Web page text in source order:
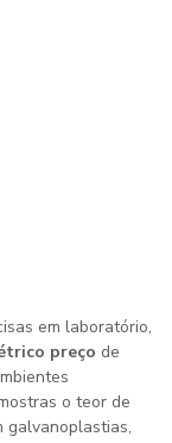
em laboratório,
preço de
o teor de
galvanoplastias,